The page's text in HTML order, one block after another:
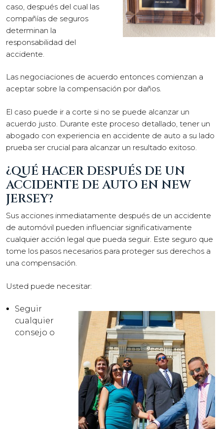
caso, después del cual las
compañías de seguros
determinan la
responsabilidad del
accidente.
Las negociaciones de acuerdo entonces comienzan a
aceptar sobre la compensación por daños.
El caso puede ir a corte si no se puede alcanzar un
acuerdo justo. Durante este proceso detallado, tener un
abogado con experiencia en accidente de auto a su lado
prueba ser crucial para alcanzar un resultado exitoso.
¿QUÉ HACER DESPUÉS DE UN
ACCIDENTE DE AUTO EN NEW
JERSEY?
Sus acciones inmediatamente después de un accidente
de automóvil pueden influenciar significativamente
cualquier acción legal que pueda seguir. Este seguro que
tome los pasos necesarios para proteger sus derechos a
una compensación.
Usted puede necesitar:
Seguir
cualquier
consejo o